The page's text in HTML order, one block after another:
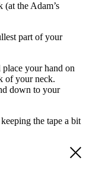
the Adam’s
part of your
your hand on
of your neck.
down to your
the tape a bit